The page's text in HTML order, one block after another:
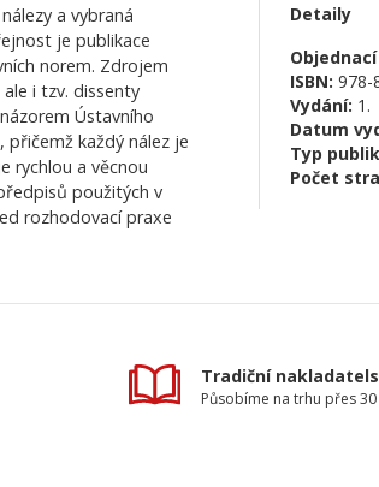
a vybraná
je publikace
norem. Zdrojem
i tzv. dissenty
Ústavního
přičemž každý nález je
rychlou a věcnou
použitých v
rozhodovací praxe
Detaily
ISBN: 978-
Vydání: 1.
Datum
Typ
Počet
Tradiční
Působíme na trhu přes 30